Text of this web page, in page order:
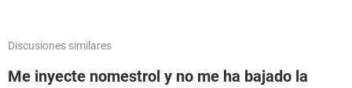
Discusiones similares
Me inyecte nomestrol y no me ha bajado la